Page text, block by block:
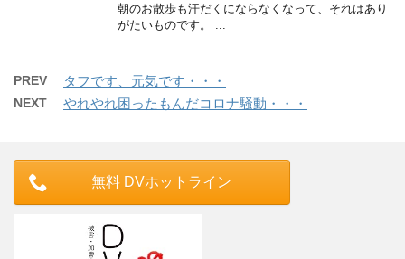
朝のお散歩も汗だくにならなくなって、それはあり
がたいものです。 ...
PREV タフです、元気です・・・
NEXT やれやれ困ったもんだコロナ騒動・・・
無料 DVホットライン